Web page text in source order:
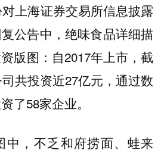
上海证券交易所信息披露
公告中，绝味食品详细描
版图：自2017年上市，截
共投资近27亿元，通过数
了58家企业。
中，不乏和府捞面、蛙来